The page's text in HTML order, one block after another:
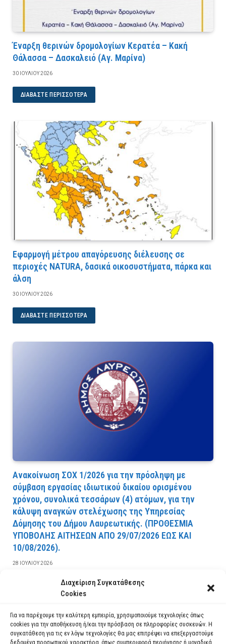
Διαχείριση Συγκατάθεσης
Cookies
Για να παρέχουμε την καλύτερη εμπειρία, χρησιμοποιούμε τεχνολογίες όπως
cookies για την αποθήκευση ή/και την πρόσβαση σε πληροφορίες συσκευών. Η
συγκατάθεση για τις εν λόγω τεχνολογίες θα μας επιτρέψει να επεξεργαστούμε
δεδομένα προσωπικού χαρακτήρα, όπως συμπεριφορά περιήγησης ή μοναδικά
Έναρξη θερινών δρομολογίων Κερατέα – Κακή
Θάλασσα – Δασκαλειό (Αγ. Μαρίνα)
30 ΙΟΥΛΊΟΥ 2026
ΔΙΑΒΆΣΤΕ ΠΕΡΙΣΣΌΤΕΡΑ
Εφαρμογή μέτρου απαγόρευσης διέλευσης σε
περιοχές NATURA, δασικά οικοσυστήματα, πάρκα και
άλση
30 ΙΟΥΛΊΟΥ 2026
ΔΙΑΒΆΣΤΕ ΠΕΡΙΣΣΌΤΕΡΑ
Ανακοίνωση ΣΟΧ 1/2026 για την πρόσληψη με
σύμβαση εργασίας ιδιωτικού δικαίου ορισμένου
χρόνου, συνολικά τεσσάρων (4) ατόμων, για την
κάλυψη αναγκών στελέχωσης της Υπηρεσίας
Δόμησης του Δήμου Λαυρεωτικής. (ΠPOΘEΣMIA
YΠOBOΛHΣ AITHΣEΩN AΠO 29/07/2026 EΩΣ KAI
10/08/2026).
28 ΙΟΥΛΊΟΥ 2026
ΔΙΑΒΆΣΤΕ ΠΕΡΙΣΣΌΤΕΡΑ